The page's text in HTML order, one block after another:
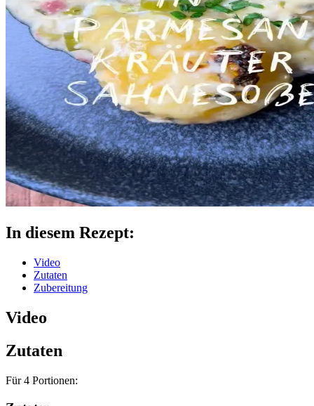
In diesem Rezept:
Video
Zutaten
Zubereitung
Video
Zutaten
Für4 Portionen: